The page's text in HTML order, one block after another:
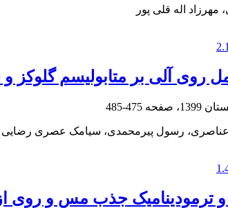
اله قلی پور
روی آلی بر متابولیسم
475-485
عناصری، رسول پیرمحمدی، سیامک عصری رضایی
ترمودینامیک جذب مس و روی